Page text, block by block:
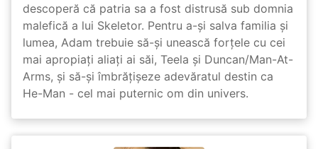
descoperă că patria sa a fost distrusă sub domnia
malefică a lui Skeletor. Pentru a-și salva familia și
lumea, Adam trebuie să-și unească forțele cu cei
mai apropiați aliați ai săi, Teela și Duncan/Man-At-
Arms, și să-și îmbrățișeze adevăratul destin ca
He-Man - cel mai puternic om din univers.